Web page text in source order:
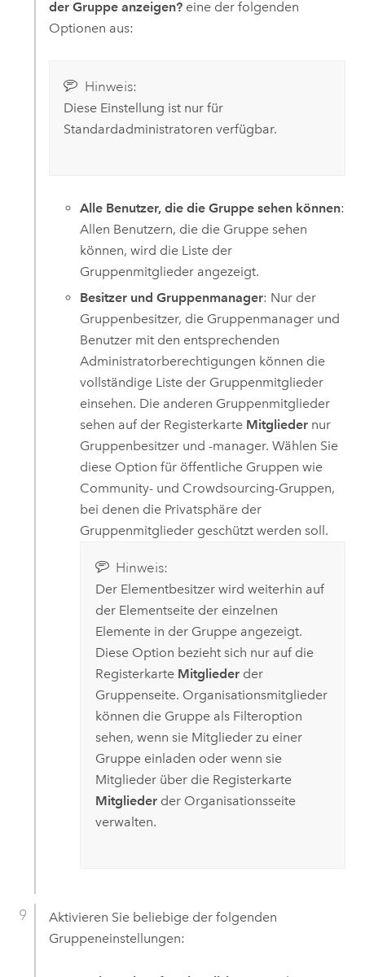
der Gruppe anzeigen?eine der folgenden
Optionen aus:
Hinweis:
Diese Einstellung ist nur für
Standardadministratoren verfügbar.
Alle Benutzer, die die Gruppe sehen können:
Allen Benutzern, die die Gruppe sehen
können, wird die Liste der
Gruppenmitglieder angezeigt.
Besitzer und Gruppenmanager: Nur der
Gruppenbesitzer, die Gruppenmanager und
Benutzer mit den entsprechenden
Administratorberechtigungen können die
vollständige Liste der Gruppenmitglieder
einsehen. Die anderen Gruppenmitglieder
sehen auf der Registerkarte Mitglieder nur
Gruppenbesitzer und -manager. Wählen Sie
diese Option für öffentliche Gruppen wie
Community- und Crowdsourcing-Gruppen,
bei denen die Privatsphäre der
Gruppenmitglieder geschützt werden soll.
Hinweis:
Der Elementbesitzer wird weiterhin auf
der Elementseite der einzelnen
Elemente in der Gruppe angezeigt.
Diese Option bezieht sich nur auf die
Registerkarte Mitgliederder
Gruppenseite. Organisationsmitglieder
können die Gruppe als Filteroption
sehen, wenn sie Mitglieder zu einer
Gruppe einladen oder wenn sie
Mitglieder über die Registerkarte
Mitgliederder Organisationsseite
verwalten.
Aktivieren Sie beliebige der folgenden
Gruppeneinstellungen: